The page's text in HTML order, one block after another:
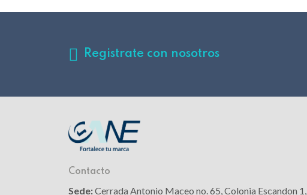
Registrate con nosotros
Contacto
Sede:Cerrada Antonio Maceo no. 65, Colonia Escandon 1,